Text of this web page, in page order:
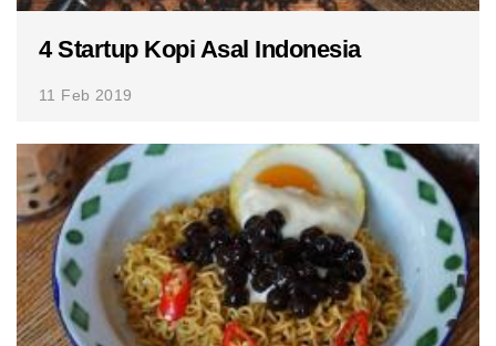
4 Startup Kopi Asal Indonesia
11 Feb 2019